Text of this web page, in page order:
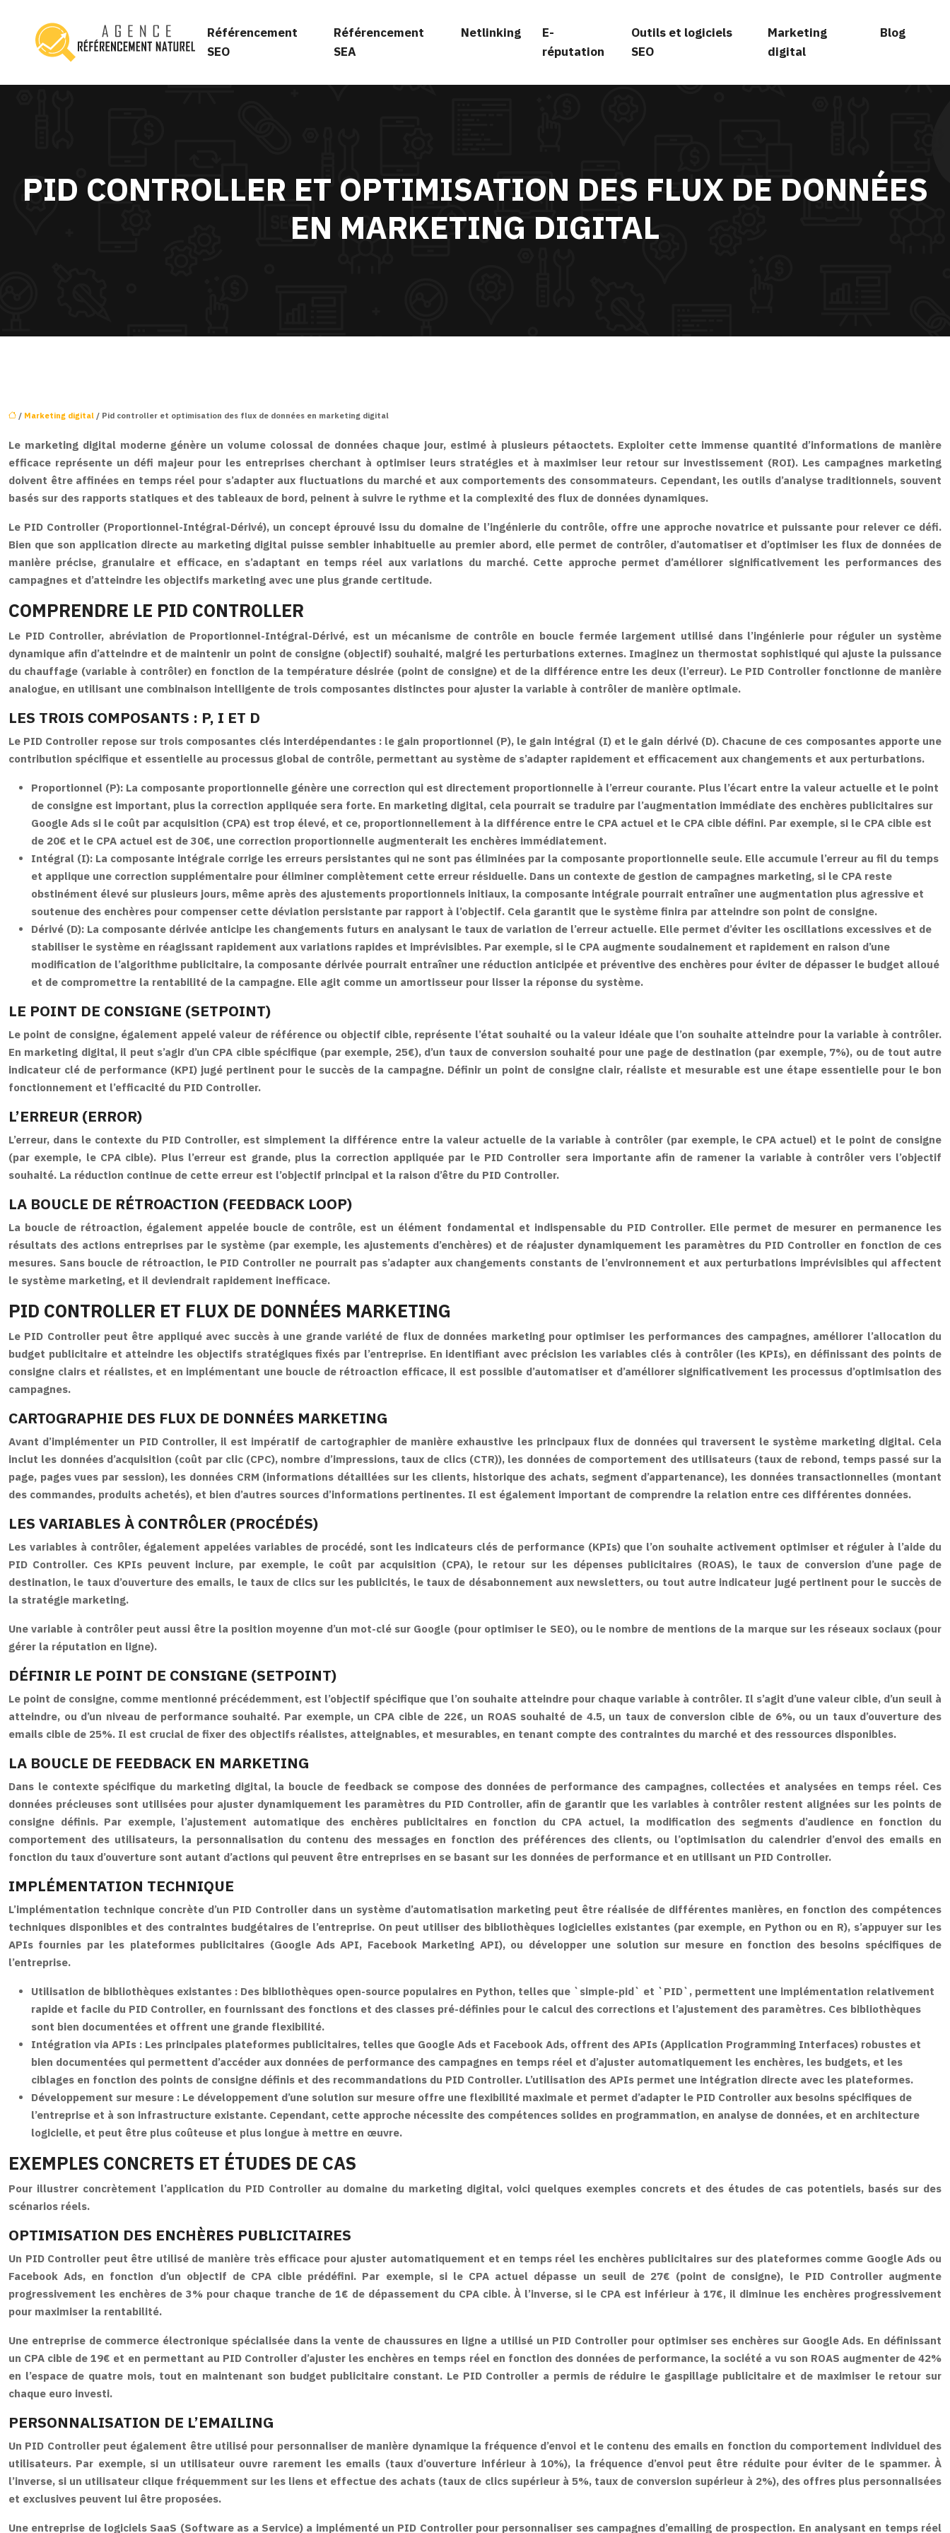
Référencement
SEO
Référencement
SEA
Netlinking
E-
réputation
Outils et logiciels
SEO
Marketing
digital
Blog
PID CONTROLLER ET OPTIMISATION DES FLUX DE DONNÉES
EN MARKETING DIGITAL
/ Marketing digital / Pid controller et optimisation des flux de données en marketing digital
Le marketing digital moderne génère un volume colossal de données chaque jour, estimé à plusieurs pétaoctets. Exploiter cette immense quantité d’informations de manière
efficace représente un défi majeur pour les entreprises cherchant à optimiser leurs stratégies et à maximiser leur retour sur investissement (ROI). Les campagnes marketing
doivent être affinées en temps réel pour s’adapter aux fluctuations du marché et aux comportements des consommateurs. Cependant, les outils d’analyse traditionnels, souvent
basés sur des rapports statiques et des tableaux de bord, peinent à suivre le rythme et la complexité des flux de données dynamiques.
Le PID Controller (Proportionnel-Intégral-Dérivé), un concept éprouvé issu du domaine de l’ingénierie du contrôle, offre une approche novatrice et puissante pour relever ce défi.
Bien que son application directe au marketing digital puisse sembler inhabituelle au premier abord, elle permet de contrôler, d’automatiser et d’optimiser les flux de données de
manière précise, granulaire et efficace, en s’adaptant en temps réel aux variations du marché. Cette approche permet d’améliorer significativement les performances des
campagnes et d’atteindre les objectifs marketing avec une plus grande certitude.
COMPRENDRE LE PID CONTROLLER
Le PID Controller, abréviation de Proportionnel-Intégral-Dérivé, est un mécanisme de contrôle en boucle fermée largement utilisé dans l’ingénierie pour réguler un système
dynamique afin d’atteindre et de maintenir un point de consigne (objectif) souhaité, malgré les perturbations externes. Imaginez un thermostat sophistiqué qui ajuste la puissance
du chauffage (variable à contrôler) en fonction de la température désirée (point de consigne) et de la différence entre les deux (l’erreur). Le PID Controller fonctionne de manière
analogue, en utilisant une combinaison intelligente de trois composantes distinctes pour ajuster la variable à contrôler de manière optimale.
LES TROIS COMPOSANTS : P, I ET D
Le PID Controller repose sur trois composantes clés interdépendantes : le gain proportionnel (P), le gain intégral (I) et le gain dérivé (D). Chacune de ces composantes apporte une
contribution spécifique et essentielle au processus global de contrôle, permettant au système de s’adapter rapidement et efficacement aux changements et aux perturbations.
Proportionnel (P): La composante proportionnelle génère une correction qui est directement proportionnelle à l’erreur courante. Plus l’écart entre la valeur actuelle et le point
de consigne est important, plus la correction appliquée sera forte. En marketing digital, cela pourrait se traduire par l’augmentation immédiate des enchères publicitaires sur
Google Ads si le coût par acquisition (CPA) est trop élevé, et ce, proportionnellement à la différence entre le CPA actuel et le CPA cible défini. Par exemple, si le CPA cible est
de 20€ et le CPA actuel est de 30€, une correction proportionnelle augmenterait les enchères immédiatement.
Intégral (I): La composante intégrale corrige les erreurs persistantes qui ne sont pas éliminées par la composante proportionnelle seule. Elle accumule l’erreur au fil du temps
et applique une correction supplémentaire pour éliminer complètement cette erreur résiduelle. Dans un contexte de gestion de campagnes marketing, si le CPA reste
obstinément élevé sur plusieurs jours, même après des ajustements proportionnels initiaux, la composante intégrale pourrait entraîner une augmentation plus agressive et
soutenue des enchères pour compenser cette déviation persistante par rapport à l’objectif. Cela garantit que le système finira par atteindre son point de consigne.
Dérivé (D): La composante dérivée anticipe les changements futurs en analysant le taux de variation de l’erreur actuelle. Elle permet d’éviter les oscillations excessives et de
stabiliser le système en réagissant rapidement aux variations rapides et imprévisibles. Par exemple, si le CPA augmente soudainement et rapidement en raison d’une
modification de l’algorithme publicitaire, la composante dérivée pourrait entraîner une réduction anticipée et préventive des enchères pour éviter de dépasser le budget alloué
et de compromettre la rentabilité de la campagne. Elle agit comme un amortisseur pour lisser la réponse du système.
LE POINT DE CONSIGNE (SETPOINT)
Le point de consigne, également appelé valeur de référence ou objectif cible, représente l’état souhaité ou la valeur idéale que l’on souhaite atteindre pour la variable à contrôler.
En marketing digital, il peut s’agir d’un CPA cible spécifique (par exemple, 25€), d’un taux de conversion souhaité pour une page de destination (par exemple, 7%), ou de tout autre
indicateur clé de performance (KPI) jugé pertinent pour le succès de la campagne. Définir un point de consigne clair, réaliste et mesurable est une étape essentielle pour le bon
fonctionnement et l’efficacité du PID Controller.
L’ERREUR (ERROR)
L’erreur, dans le contexte du PID Controller, est simplement la différence entre la valeur actuelle de la variable à contrôler (par exemple, le CPA actuel) et le point de consigne
(par exemple, le CPA cible). Plus l’erreur est grande, plus la correction appliquée par le PID Controller sera importante afin de ramener la variable à contrôler vers l’objectif
souhaité. La réduction continue de cette erreur est l’objectif principal et la raison d’être du PID Controller.
LA BOUCLE DE RÉTROACTION (FEEDBACK LOOP)
La boucle de rétroaction, également appelée boucle de contrôle, est un élément fondamental et indispensable du PID Controller. Elle permet de mesurer en permanence les
résultats des actions entreprises par le système (par exemple, les ajustements d’enchères) et de réajuster dynamiquement les paramètres du PID Controller en fonction de ces
mesures. Sans boucle de rétroaction, le PID Controller ne pourrait pas s’adapter aux changements constants de l’environnement et aux perturbations imprévisibles qui affectent
le système marketing, et il deviendrait rapidement inefficace.
PID CONTROLLER ET FLUX DE DONNÉES MARKETING
Le PID Controller peut être appliqué avec succès à une grande variété de flux de données marketing pour optimiser les performances des campagnes, améliorer l’allocation du
budget publicitaire et atteindre les objectifs stratégiques fixés par l’entreprise. En identifiant avec précision les variables clés à contrôler (les KPIs), en définissant des points de
consigne clairs et réalistes, et en implémentant une boucle de rétroaction efficace, il est possible d’automatiser et d’améliorer significativement les processus d’optimisation des
campagnes.
CARTOGRAPHIE DES FLUX DE DONNÉES MARKETING
Avant d’implémenter un PID Controller, il est impératif de cartographier de manière exhaustive les principaux flux de données qui traversent le système marketing digital. Cela
inclut les données d’acquisition (coût par clic (CPC), nombre d’impressions, taux de clics (CTR)), les données de comportement des utilisateurs (taux de rebond, temps passé sur la
page, pages vues par session), les données CRM (informations détaillées sur les clients, historique des achats, segment d’appartenance), les données transactionnelles (montant
des commandes, produits achetés), et bien d’autres sources d’informations pertinentes. Il est également important de comprendre la relation entre ces différentes données.
LES VARIABLES À CONTRÔLER (PROCÉDÉS)
Les variables à contrôler, également appelées variables de procédé, sont les indicateurs clés de performance (KPIs) que l’on souhaite activement optimiser et réguler à l’aide du
PID Controller. Ces KPIs peuvent inclure, par exemple, le coût par acquisition (CPA), le retour sur les dépenses publicitaires (ROAS), le taux de conversion d’une page de
destination, le taux d’ouverture des emails, le taux de clics sur les publicités, le taux de désabonnement aux newsletters, ou tout autre indicateur jugé pertinent pour le succès de
la stratégie marketing.
Une variable à contrôler peut aussi être la position moyenne d’un mot-clé sur Google (pour optimiser le SEO), ou le nombre de mentions de la marque sur les réseaux sociaux (pour
gérer la réputation en ligne).
DÉFINIR LE POINT DE CONSIGNE (SETPOINT)
Le point de consigne, comme mentionné précédemment, est l’objectif spécifique que l’on souhaite atteindre pour chaque variable à contrôler. Il s’agit d’une valeur cible, d’un seuil à
atteindre, ou d’un niveau de performance souhaité. Par exemple, un CPA cible de 22€, un ROAS souhaité de 4.5, un taux de conversion cible de 6%, ou un taux d’ouverture des
emails cible de 25%. Il est crucial de fixer des objectifs réalistes, atteignables, et mesurables, en tenant compte des contraintes du marché et des ressources disponibles.
LA BOUCLE DE FEEDBACK EN MARKETING
Dans le contexte spécifique du marketing digital, la boucle de feedback se compose des données de performance des campagnes, collectées et analysées en temps réel. Ces
données précieuses sont utilisées pour ajuster dynamiquement les paramètres du PID Controller, afin de garantir que les variables à contrôler restent alignées sur les points de
consigne définis. Par exemple, l’ajustement automatique des enchères publicitaires en fonction du CPA actuel, la modification des segments d’audience en fonction du
comportement des utilisateurs, la personnalisation du contenu des messages en fonction des préférences des clients, ou l’optimisation du calendrier d’envoi des emails en
fonction du taux d’ouverture sont autant d’actions qui peuvent être entreprises en se basant sur les données de performance et en utilisant un PID Controller.
IMPLÉMENTATION TECHNIQUE
L’implémentation technique concrète d’un PID Controller dans un système d’automatisation marketing peut être réalisée de différentes manières, en fonction des compétences
techniques disponibles et des contraintes budgétaires de l’entreprise. On peut utiliser des bibliothèques logicielles existantes (par exemple, en Python ou en R), s’appuyer sur les
APIs fournies par les plateformes publicitaires (Google Ads API, Facebook Marketing API), ou développer une solution sur mesure en fonction des besoins spécifiques de
l’entreprise.
Utilisation de bibliothèques existantes : Des bibliothèques open-source populaires en Python, telles que `simple-pid` et `PID`, permettent une implémentation relativement
rapide et facile du PID Controller, en fournissant des fonctions et des classes pré-définies pour le calcul des corrections et l’ajustement des paramètres. Ces bibliothèques
sont bien documentées et offrent une grande flexibilité.
Intégration via APIs : Les principales plateformes publicitaires, telles que Google Ads et Facebook Ads, offrent des APIs (Application Programming Interfaces) robustes et
bien documentées qui permettent d’accéder aux données de performance des campagnes en temps réel et d’ajuster automatiquement les enchères, les budgets, et les
ciblages en fonction des points de consigne définis et des recommandations du PID Controller. L’utilisation des APIs permet une intégration directe avec les plateformes.
Développement sur mesure : Le développement d’une solution sur mesure offre une flexibilité maximale et permet d’adapter le PID Controller aux besoins spécifiques de
l’entreprise et à son infrastructure existante. Cependant, cette approche nécessite des compétences solides en programmation, en analyse de données, et en architecture
logicielle, et peut être plus coûteuse et plus longue à mettre en œuvre.
EXEMPLES CONCRETS ET ÉTUDES DE CAS
Pour illustrer concrètement l’application du PID Controller au domaine du marketing digital, voici quelques exemples concrets et des études de cas potentiels, basés sur des
scénarios réels.
OPTIMISATION DES ENCHÈRES PUBLICITAIRES
Un PID Controller peut être utilisé de manière très efficace pour ajuster automatiquement et en temps réel les enchères publicitaires sur des plateformes comme Google Ads ou
Facebook Ads, en fonction d’un objectif de CPA cible prédéfini. Par exemple, si le CPA actuel dépasse un seuil de 27€ (point de consigne), le PID Controller augmente
progressivement les enchères de 3% pour chaque tranche de 1€ de dépassement du CPA cible. À l’inverse, si le CPA est inférieur à 17€, il diminue les enchères progressivement
pour maximiser la rentabilité.
Une entreprise de commerce électronique spécialisée dans la vente de chaussures en ligne a utilisé un PID Controller pour optimiser ses enchères sur Google Ads. En définissant
un CPA cible de 19€ et en permettant au PID Controller d’ajuster les enchères en temps réel en fonction des données de performance, la société a vu son ROAS augmenter de 42%
en l’espace de quatre mois, tout en maintenant son budget publicitaire constant. Le PID Controller a permis de réduire le gaspillage publicitaire et de maximiser le retour sur
chaque euro investi.
PERSONNALISATION DE L’EMAILING
Un PID Controller peut également être utilisé pour personnaliser de manière dynamique la fréquence d’envoi et le contenu des emails en fonction du comportement individuel des
utilisateurs. Par exemple, si un utilisateur ouvre rarement les emails (taux d’ouverture inférieur à 10%), la fréquence d’envoi peut être réduite pour éviter de le spammer. À
l’inverse, si un utilisateur clique fréquemment sur les liens et effectue des achats (taux de clics supérieur à 5%, taux de conversion supérieur à 2%), des offres plus personnalisées
et exclusives peuvent lui être proposées.
Une entreprise de logiciels SaaS (Software as a Service) a implémenté un PID Controller pour personnaliser ses campagnes d’emailing de prospection. En analysant en temps réel